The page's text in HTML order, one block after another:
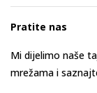
Pratite nas
Mi dijelimo naše
mrežama i